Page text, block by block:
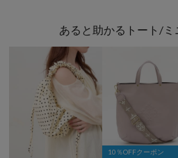
あると助かるトート/
10％OFFクーポン